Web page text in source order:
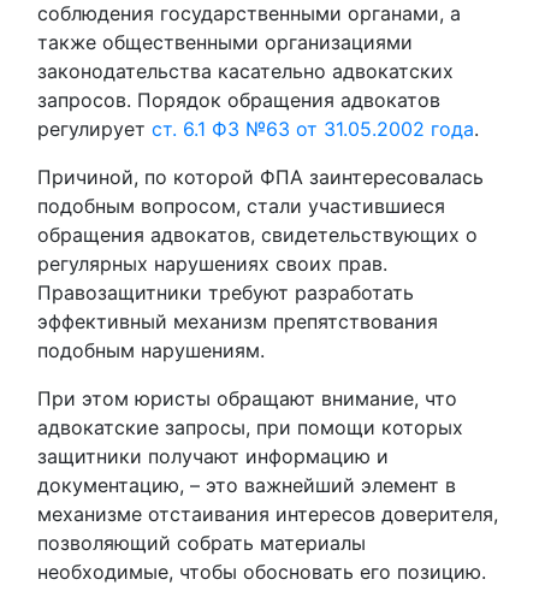
соблюдения государственными органами, а
также общественными организациями
законодательства касательно адвокатских
запросов. Порядок обращения адвокатов
регулирует ст. 6.1 ФЗ №63 от 31.05.2002 года.
Причиной, по которой ФПА заинтересовалась
подобным вопросом, стали участившиеся
обращения адвокатов, свидетельствующих о
регулярных нарушениях своих прав.
Правозащитники требуют разработать
эффективный механизм препятствования
подобным нарушениям.
При этом юристы обращают внимание, что
адвокатские запросы, при помощи которых
защитники получают информацию и
документацию, – это важнейший элемент в
механизме отстаивания интересов доверителя,
позволяющий собрать материалы
необходимые, чтобы обосновать его позицию.